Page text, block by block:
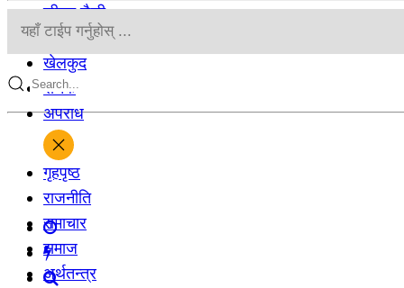
जीवन शैली
विश्व
खेलकुद
रोचक
अपराध
गृहपृष्‍ठ
राजनीति
समाचार
समाज
अर्थतन्‍त्र